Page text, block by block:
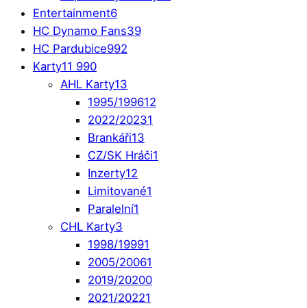
Entertainment6
HC Dynamo Fans39
HC Pardubice992
Karty11 990
AHL Karty13
1995/199612
2022/20231
Brankáři13
CZ/SK Hráči1
Inzerty12
Limitované1
Paralelní1
CHL Karty3
1998/19991
2005/20061
2019/20200
2021/20221